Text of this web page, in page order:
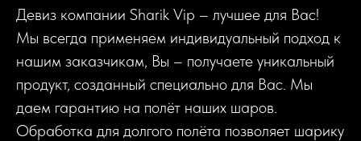
Девиз компании Sharik Vip – лучшее для Вас!
Мы всегда применяем индивидуальный подход к
нашим заказчикам, Вы – получаете уникальный
продукт, созданный специально для Вас. Мы
даем гарантию на полёт наших шаров.
Обработка для долгого полёта позволяет шарику